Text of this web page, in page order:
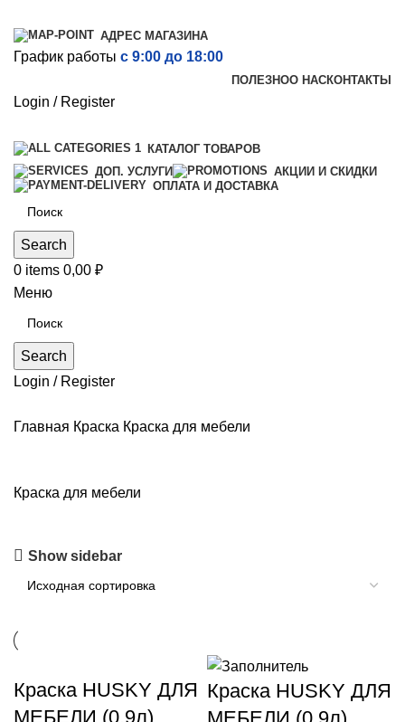
АДРЕС МАГАЗИНА
График работы с 9:00 до 18:00
ПОЛЕЗНОО НАСКОНТАКТЫ
Login / Register
КАТАЛОГ ТОВАРОВ
ДОП. УСЛУГИ
АКЦИИ И СКИДКИ
ОПЛАТА И ДОСТАВКА
Search
0 items 0,00 ₽
Меню
Search
Login / Register
Главная Краска Краска для мебели
Краска для мебели
Show sidebar
Краска HUSKY ДЛЯ
МЕБЕЛИ (0,9л)
Краска HUSKY ДЛЯ